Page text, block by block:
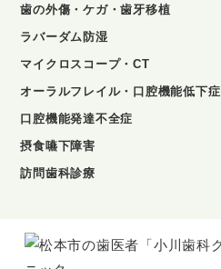
歯の外傷・ケガ・歯牙移植
ラバーダム防湿
マイクロスコープ・CT
オーラルフレイル・口腔機能低下症
口腔機能発達不全症
摂食嚥下障害
訪問歯科診療